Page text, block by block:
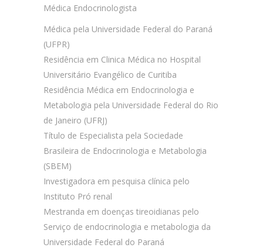
Médica Endocrinologista
Médica pela Universidade Federal do Paraná
(UFPR)
Residência em Clinica Médica no Hospital
Universitário Evangélico de Curitiba
Residência Médica em Endocrinologia e
Metabologia pela Universidade Federal do Rio
de Janeiro (UFRJ)
Título de Especialista pela Sociedade
Brasileira de Endocrinologia e Metabologia
(SBEM)
⁠⁠Investigadora em pesquisa clínica pelo
Instituto Pró renal
Mestranda em doenças tireoidianas pelo
Serviço de endocrinologia e metabologia da
Universidade Federal do Paraná